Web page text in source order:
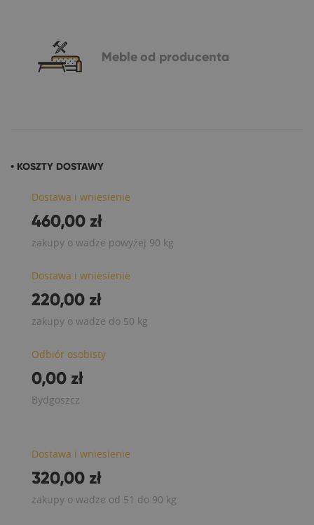
Meble od producenta
• KOSZTY DOSTAWY
Dostawa i wniesienie
460,00 zł
zakupy o wadze powyżej 90 kg
Dostawa i wniesienie
220,00 zł
zakupy o wadze do 50 kg
Odbiór osobisty
0,00 zł
Bydgoszcz
Dostawa i wniesienie
320,00 zł
zakupy o wadze od 51 do 90 kg